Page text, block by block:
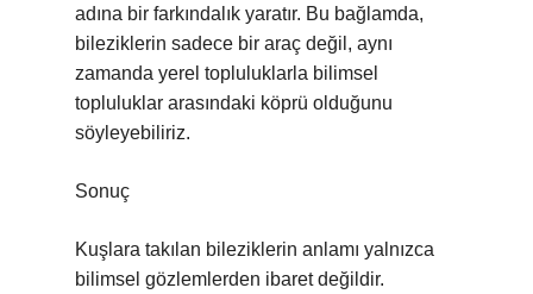
adına bir farkındalık yaratır. Bu bağlamda,
bileziklerin sadece bir araç değil, aynı
zamanda yerel topluluklarla bilimsel
topluluklar arasındaki köprü olduğunu
söyleyebiliriz.
Sonuç
Kuşlara takılan bileziklerin anlamı yalnızca
bilimsel gözlemlerden ibaret değildir.